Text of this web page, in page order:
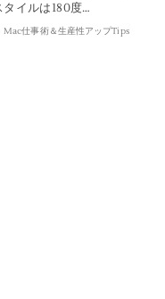
タイルは180度…
Mac仕事術＆生産性アップTips